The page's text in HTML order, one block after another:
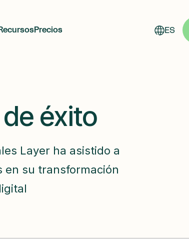
Precios ES
éxito
Layer ha asistido a
en su transformación